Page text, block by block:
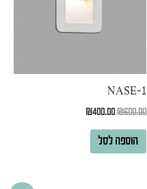
NASE-1
₪600.00
₪400.00
הוספה לסל